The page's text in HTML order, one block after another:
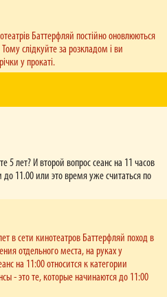
Баттерфляй постійно оновлюються
слідкуйте за розкладом і ви
у прокаті.
5 лет? И второй вопрос сеанс на 11 часов
до 11.00 или это время уже считаться по
в сети кинотеатров Баттерфляй поход в
отдельного места, на руках у
на 11:00 относится к категории
- это те, которые начинаются до 11:00